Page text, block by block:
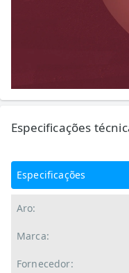
Especificações
Especificações
Aro:
Marca:
Fornecedor: